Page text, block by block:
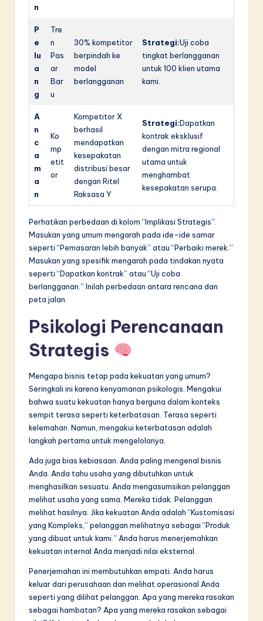
n
P
e
lu
a
n
g
Tre
n
Pas
ar
Bar
u
30% kompetitor
berpindah ke
model
berlangganan
Strategi:Uji coba
tingkat berlangganan
untuk 100 klien utama
kami.
A
n
c
a
m
a
n
Ko
mp
etit
or
Kompetitor X
berhasil
mendapatkan
kesepakatan
distribusi besar
dengan Ritel
Raksasa Y
Strategi:Dapatkan
kontrak eksklusif
dengan mitra regional
utama untuk
menghambat
kesepakatan serupa.
Perhatikan perbedaan di kolom “Implikasi Strategis”.
Masukan yang umum mengarah pada ide-ide samar
seperti “Pemasaran lebih banyak” atau “Perbaiki merek.”
Masukan yang spesifik mengarah pada tindakan nyata
seperti “Dapatkan kontrak” atau “Uji coba
berlangganan.” Inilah perbedaan antara rencana dan
peta jalan.
Psikologi Perencanaan
Strategis
Mengapa bisnis tetap pada kekuatan yang umum?
Seringkali ini karena kenyamanan psikologis. Mengakui
bahwa suatu kekuatan hanya berguna dalam konteks
sempit terasa seperti keterbatasan. Terasa seperti
kelemahan. Namun, mengakui keterbatasan adalah
langkah pertama untuk mengelolanya.
Ada juga bias kebiasaan. Anda paling mengenal bisnis
Anda. Anda tahu usaha yang dibutuhkan untuk
menghasilkan sesuatu. Anda mengasumsikan pelanggan
melihat usaha yang sama. Mereka tidak. Pelanggan
melihat hasilnya. Jika kekuatan Anda adalah “Kustomisasi
yang Kompleks,” pelanggan melihatnya sebagai “Produk
yang dibuat untuk kami.” Anda harus menerjemahkan
kekuatan internal Anda menjadi nilai eksternal.
Penerjemahan ini membutuhkan empati. Anda harus
keluar dari perusahaan dan melihat operasional Anda
seperti yang dilihat pelanggan. Apa yang mereka rasakan
sebagai hambatan? Apa yang mereka rasakan sebagai